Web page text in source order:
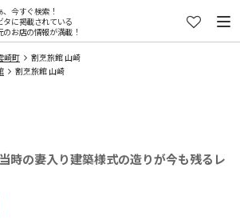
、今すぐ検索！
タに掲載されている
のお店の情報が満載！
崎町
割烹旅館 山崎
割烹旅館 山崎
時の妻入り建築様式の造りが今も残るレ